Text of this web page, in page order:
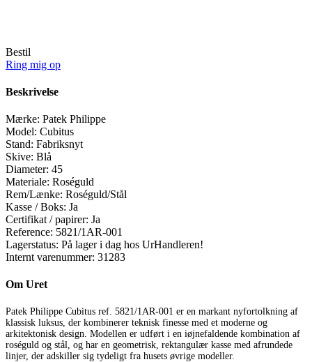
Bestil
Ring mig op
Beskrivelse
Mærke: Patek Philippe
Model: Cubitus
Stand: Fabriksnyt
Skive: Blå
Diameter: 45
Materiale: Roséguld
Rem/Lænke: Roséguld/Stål
Kasse / Boks: Ja
Certifikat / papirer: Ja
Reference: 5821/1AR-001
Lagerstatus: På lager i dag hos UrHandleren!
Internt varenummer: 31283
Om Uret
Patek Philippe Cubitus ref. 5821/1AR-001 er en markant nyfortolkning af
klassisk luksus, der kombinerer teknisk finesse med et moderne og
arkitektonisk design. Modellen er udført i en iøjnefaldende kombination af
roséguld og stål, og har en geometrisk, rektangulær kasse med afrundede
linjer, der adskiller sig tydeligt fra husets øvrige modeller.